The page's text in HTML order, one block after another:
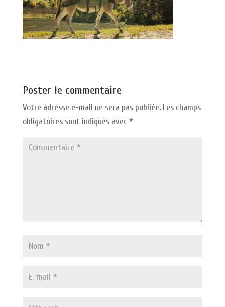
Poster le commentaire
Votre adresse e-mail ne sera pas publiée. Les champs
obligatoires sont indiqués avec *